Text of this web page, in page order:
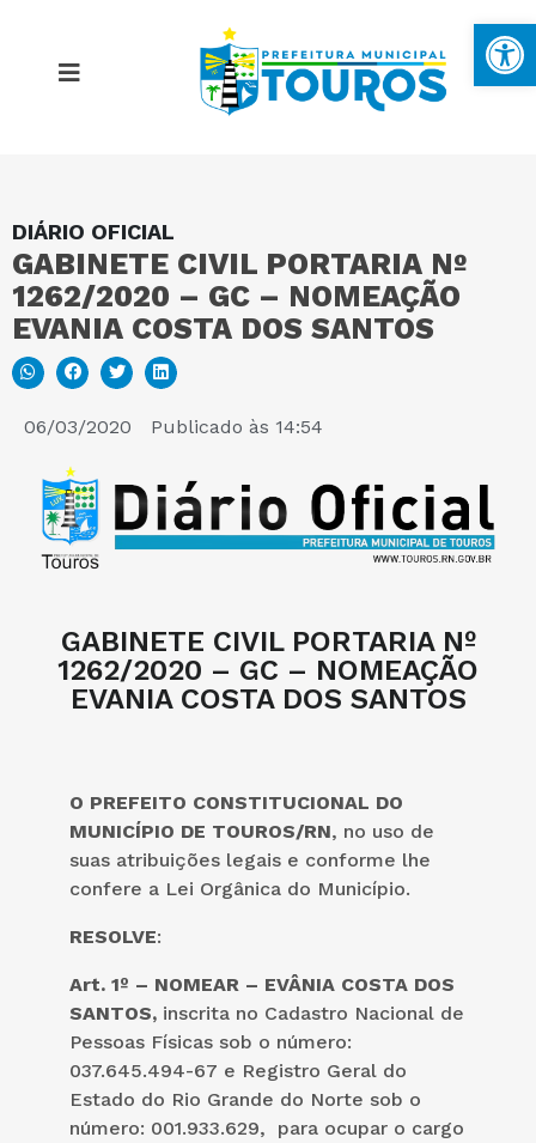
DIÁRIO OFICIAL
GABINETE CIVIL PORTARIA Nº
1262/2020 – GC – NOMEAÇÃO
EVANIA COSTA DOS SANTOS
06/03/2020 Publicado às 14:54
GABINETE CIVIL PORTARIA Nº
1262/2020 – GC – NOMEAÇÃO
EVANIA COSTA DOS SANTOS
O PREFEITO CONSTITUCIONAL DO
MUNICÍPIO DE TOUROS/RN, no uso de
suas atribuições legais e conforme lhe
confere a Lei Orgânica do Município.
RESOLVE:
Art. 1º – NOMEAR – EVÂNIA COSTA DOS
SANTOS, inscrita no Cadastro Nacional de
Pessoas Físicas sob o número:
037.645.494-67 e Registro Geral do
Estado do Rio Grande do Norte sob o
número: 001.933.629, para ocupar o cargo
MAPA DO SITE
PORTAL DA TRANSPARÊNCIA
E-SIC
PERGUNTAS FREQUENTES